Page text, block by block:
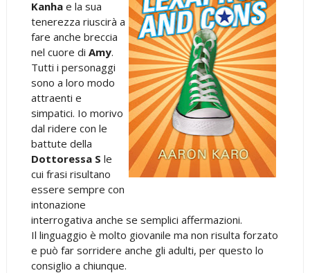
Kanhae la sua
tenerezza riuscirà a
fare anche breccia
nel cuore di Amy.
Tutti i personaggi
sono a loro modo
attraenti e
simpatici. Io morivo
dal ridere con le
battute della
Dottoressa S le
cui frasi risultano
essere sempre con
intonazione
interrogativa anche se semplici affermazioni.
Il linguaggio è molto giovanile ma non risulta forzato
e può far sorridere anche gli adulti, per questo lo
consiglio a chiunque.